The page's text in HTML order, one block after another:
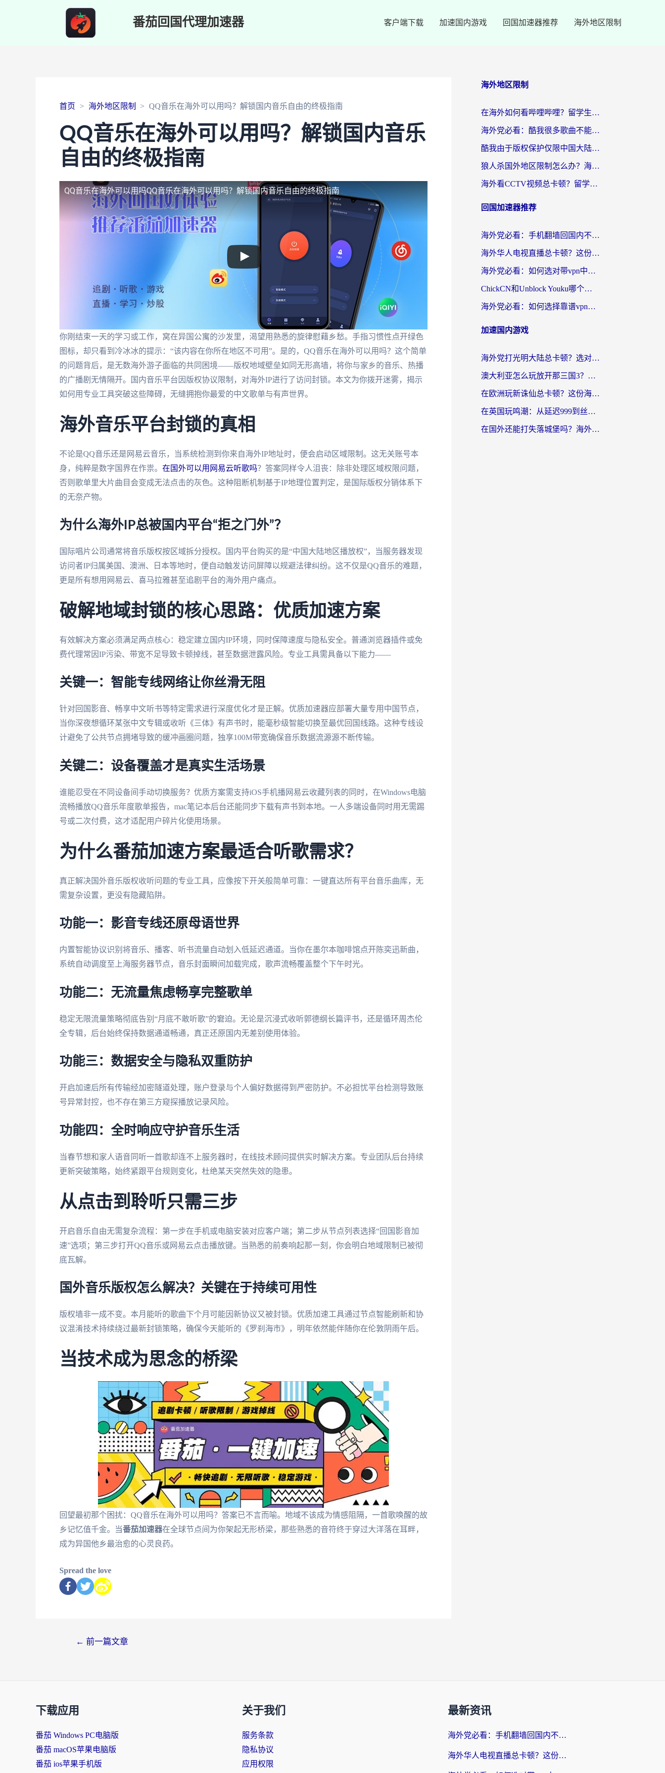
番茄回国代理加速器 客户端下载 加速国内游戏 回国加速器推荐 海外地区限制
首页 海外地区限制 QQ音乐在海外可以用吗？解锁国内音乐自由的终极指南
QQ音乐在海外可以用吗？解锁国内音乐
自由的终极指南
QQ音乐在海外可以用吗QQ音乐在海外可以用吗？解锁国内音乐自由的终极指南
你刚结束一天的学习或工作，窝在异国公寓的沙发里，渴望用熟悉的旋律慰藉乡愁。手指习惯性点开绿色
图标，却只看到冷冰冰的提示：“该内容在你所在地区不可用”。是的，QQ音乐在海外可以用吗？这个简单
的问题背后，是无数海外游子面临的共同困境——版权地域壁垒如同无形高墙，将你与家乡的音乐、热播
的广播剧无情隔开。国内音乐平台因版权协议限制，对海外IP进行了访问封锁。本文为你拨开迷雾，揭示
如何用专业工具突破这些障碍，无缝拥抱你最爱的中文歌单与有声世界。
海外音乐平台封锁的真相
不论是QQ音乐还是网易云音乐，当系统检测到你来自海外IP地址时，便会启动区域限制。这无关账号本
身，纯粹是数字国界在作祟。 在国外可以用网易云听歌吗？答案同样令人沮丧：除非处理区域权限问题，
否则歌单里大片曲目会变成无法点击的灰色。这种阻断机制基于IP地理位置判定，是国际版权分销体系下
的无奈产物。
为什么海外IP总被国内平台“拒之门外”？
国际唱片公司通常将音乐版权按区域拆分授权。国内平台购买的是“中国大陆地区播放权”，当服务器发现
访问者IP归属美国、澳洲、日本等地时，便自动触发访问屏障以规避法律纠纷。这不仅是QQ音乐的难题，
更是所有想用网易云、喜马拉雅甚至追剧平台的海外用户痛点。
破解地域封锁的核心思路：优质加速方案
有效解决方案必须满足两点核心：稳定建立国内IP环境，同时保障速度与隐私安全。普通浏览器插件或免
费代理常因IP污染、带宽不足导致卡顿掉线，甚至数据泄露风险。专业工具需具备以下能力——
关键一：智能专线网络让你丝滑无阻
针对回国影音、畅享中文听书等特定需求进行深度优化才是正解。优质加速器应部署大量专用中国节点，
当你深夜想循环某张中文专辑或收听《三体》有声书时，能毫秒级智能切换至最优回国线路。这种专线设
计避免了公共节点拥堵导致的缓冲画圈问题，独享100M带宽确保音乐数据流源源不断传输。
关键二：设备覆盖才是真实生活场景
谁能忍受在不同设备间手动切换服务？优质方案需支持iOS手机播网易云收藏列表的同时，在Windows电脑
流畅播放QQ音乐年度歌单报告，mac笔记本后台还能同步下载有声书到本地。一人多端设备同时用无需踢
号或二次付费，这才适配用户碎片化使用场景。
为什么番茄加速方案最适合听歌需求？
真正解决国外音乐版权收听问题的专业工具，应像按下开关般简单可靠：一键直达所有平台音乐曲库，无
需复杂设置，更没有隐藏陷阱。
功能一：影音专线还原母语世界
内置智能协议识别将音乐、播客、听书流量自动划入低延迟通道。当你在墨尔本咖啡馆点开陈奕迅新曲，
系统自动调度至上海服务器节点，音乐封面瞬间加载完成，歌声流畅覆盖整个下午时光。
功能二：无流量焦虑畅享完整歌单
稳定无限流量策略彻底告别“月底不敢听歌”的窘迫。无论是沉浸式收听郭德纲长篇评书，还是循环周杰伦
全专辑，后台始终保持数据通道畅通，真正还原国内无差别使用体验。
功能三：数据安全与隐私双重防护
开启加速后所有传输经加密隧道处理，账户登录与个人偏好数据得到严密防护。不必担忧平台检测导致账
号异常封控，也不存在第三方窥探播放记录风险。
功能四：全时响应守护音乐生活
当春节想和家人语音同听一首歌却连不上服务器时，在线技术顾问提供实时解决方案。专业团队后台持续
更新突破策略，始终紧跟平台规则变化，杜绝某天突然失效的隐患。
从点击到聆听只需三步
开启音乐自由无需复杂流程：第一步在手机或电脑安装对应客户端；第二步从节点列表选择“回国影音加
速”选项；第三步打开QQ音乐或网易云点击播放键。当熟悉的前奏响起那一刻，你会明白地域限制已被彻
底瓦解。
国外音乐版权怎么解决？关键在于持续可用性
版权墙非一成不变。本月能听的歌曲下个月可能因新协议又被封锁。优质加速工具通过节点智能刷新和协
议混淆技术持续绕过最新封锁策略，确保今天能听的《罗刹海市》，明年依然能伴随你在伦敦阴雨午后。
当技术成为思念的桥梁
回望最初那个困扰：QQ音乐在海外可以用吗？答案已不言而喻。地域不该成为情感阻隔，一首歌唤醒的故
乡记忆值千金。当番茄加速器在全球节点间为你架起无形桥梁，那些熟悉的音符终于穿过大洋落在耳畔，
成为异国他乡最治愈的心灵良药。
Spread the love
← 前一篇文章
海外地区限制
在海外如何看哔哩哔哩？留学生亲测有效的回国加速指南
海外党必看：酷我很多歌曲不能听？一招解决优酷版权限制+B站地域问题！
酷我由于版权保护仅限中国大陆怎么办？海外党亲测有效的解锁指南
狼人杀国外地区限制怎么办？海外党亲测有效的全场景回国加速指南
海外看CCTV视频总卡顿？留学生亲测有效的回国加速器选择指南
回国加速器推荐
海外党必看：手机翻墙回国内不再难，一篇搞定无缝访问国内资源指南
海外华人电视直播总卡顿？这份回国加速器选择指南帮你无缝看国内资源
海外党必看：如何选对带vpn中国节点的加速器？无缝访问国内资源全攻略
ChickCN和Unblock Youku哪个好？海外党亲测4款热门回国加速器，附避坑指南
海外党必看：如何选择靠谱vpn加速器官网？轻松解决国内APP地区限制
加速国内游戏
海外党打光明大陆总卡顿？选对加速器才是关键！（附亲测好用的推荐）
澳大利亚怎么玩放开那三国3？海外党亲测有效的国服游戏加速指南
在欧洲玩新诛仙总卡顿？这份海外党专属加速器指南帮你解决延迟难题
在英国玩鸣潮：从延迟999到丝滑操作，我是怎么做到的？
在国外还能打失落城堡吗？海外玩家国服游戏加速终极指南（附北美玩online加速器下载技巧）
下载应用
番茄 Windows PC电脑版
番茄 macOS苹果电脑版
番茄 ios苹果手机版
关于我们
服务条款
隐私协议
应用权限
最新资讯
海外党必看：手机翻墙回国内不再难，一篇搞定无缝访问国内资源指南
海外华人电视直播总卡顿？这份回国加速器选择指南帮你无缝看国内资源